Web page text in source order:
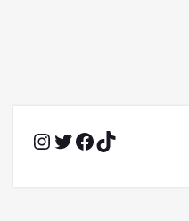
Instagram
TwitterFacebook